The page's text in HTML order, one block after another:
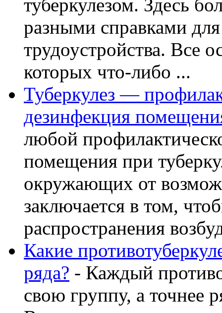
туберкулезом. Здесь
разными справками
трудоустройства. Все
которых что-либо ...
Туберкулез —
дезинфекция
любой
помещения при
окружающих от
заключается в том,
распространения
Какие
ряда? - Каждый
свою группу, а точнее